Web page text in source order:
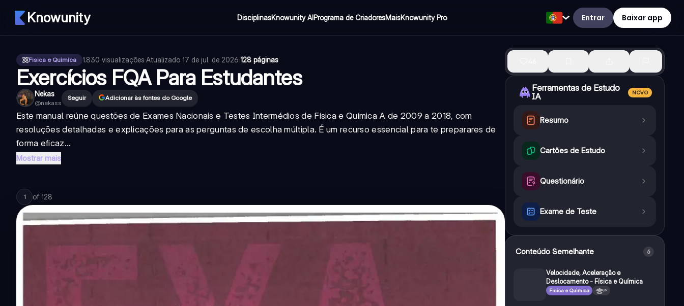
Knowunity DisciplinasKnowunity AIPrograma de CriadoresMaisKnowunity Pro Entrar Baixar app
Fisica e Quimica 1.830 visualizações·Atualizado 17 de jul. de 2026·128 páginas
Exercícios FQA Para Estudantes
Nekas
@nekass
Seguir Adicionar às fontes do Google
Este manual reúne questões de Exames Nacionais e Testes Intermédios de Física e Química A de 2009 a 2018, com
resoluções detalhadas e explicações para as perguntas de escolha múltipla. É um recurso essencial para te preparares de
forma eficaz...
Mostrar mais
1 of 128
Ferramentas de Estudo
IA
NOVO
Resumo
Cartões de Estudo
Questionário
Exame de Teste
Conteúdo Semelhante 6
Velocidade, Aceleração e
Deslocamento - Física e Química
Fisica e Quimica 9º